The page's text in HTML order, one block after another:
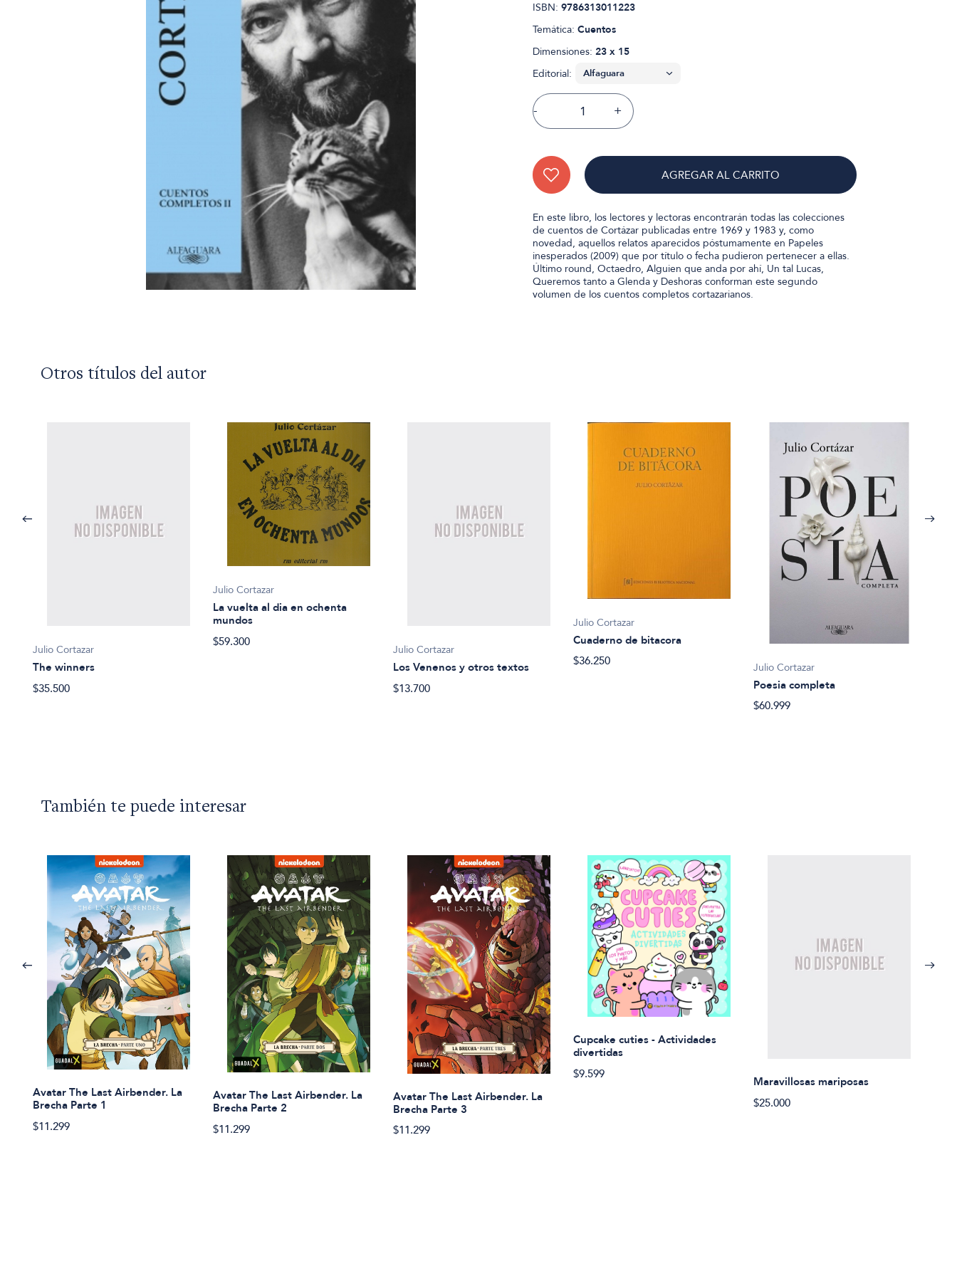
ISBN: 9786313011223
Temática: Cuentos
Dimensiones: 23 x 15
Editorial:
- +
AGREGAR AL CARRITO
En este libro, los lectores y lectoras encontrarán todas las colecciones
de cuentos de Cortázar publicadas entre 1969 y 1983 y, como
novedad, aquellos relatos aparecidos póstumamente en Papeles
inesperados (2009) que por título o fecha pudieron pertenecer a ellas.
Último round, Octaedro, Alguien que anda por ahí, Un tal Lucas,
Queremos tanto a Glenda y Deshoras conforman este segundo
volumen de los cuentos completos cortazarianos.
Otros títulos del autor
Julio Cortazar
The winners
$35.500
Julio Cortazar
La vuelta al dia en ochenta
mundos
$59.300
Julio Cortazar
Los Venenos y otros textos
$13.700
Julio Cortazar
Cuaderno de bitacora
$36.250
Julio Cortazar
Poesia completa
$60.999
También te puede interesar
Avatar The Last Airbender. La
Brecha Parte 1
$11.299
Avatar The Last Airbender. La
Brecha Parte 2
$11.299
Avatar The Last Airbender. La
Brecha Parte 3
$11.299
Cupcake cuties - Actividades
divertidas
$9.599
Maravillosas mariposas
$25.000